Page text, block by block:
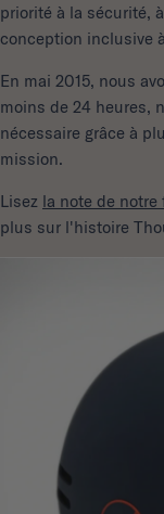
priorité à la sécurité,
conception inclusive
En mai 2015, nous
moins de 24 heures,
nécessaire grâce à
mission.
Lisez la note de notre
plus sur l'histoire